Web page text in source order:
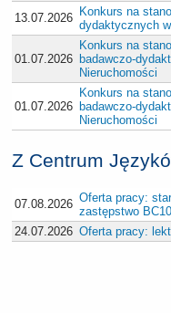
13.07.2026 Konkurs na
dydaktycznych
01.07.2026
Konkurs na
badawczo-
Nieruchomości
01.07.2026
Konkurs na
badawczo-
Nieruchomości
Z Centrum
07.08.2026 Oferta pracy:
zastępstwo
24.07.2026 Oferta pracy: